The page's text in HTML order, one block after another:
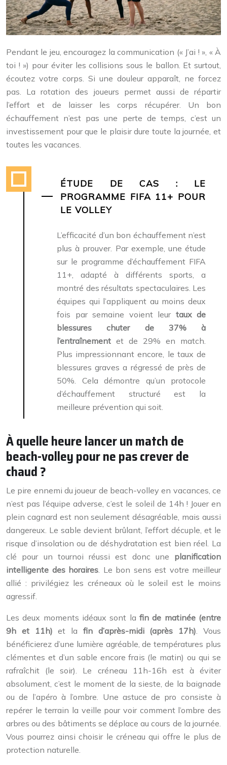
Pendant le jeu, encouragez la communication (« J’ai ! », « À
toi ! ») pour éviter les collisions sous le ballon. Et surtout,
écoutez votre corps. Si une douleur apparaît, ne forcez
pas. La rotation des joueurs permet aussi de répartir
l’effort et de laisser les corps récupérer. Un bon
échauffement n’est pas une perte de temps, c’est un
investissement pour que le plaisir dure toute la journée, et
toutes les vacances.
ÉTUDE DE CAS : LE
PROGRAMME FIFA 11+ POUR
LE VOLLEY
L’efficacité d’un bon échauffement n’est
plus à prouver. Par exemple, une étude
sur le programme d’échauffement FIFA
11+, adapté à différents sports, a
montré des résultats spectaculaires. Les
équipes qui l’appliquent au moins deux
fois par semaine voient leur taux de
blessures chuter de 37% à
l’entraînement et de 29% en match.
Plus impressionnant encore, le taux de
blessures graves a régressé de près de
50%. Cela démontre qu’un protocole
d’échauffement structuré est la
meilleure prévention qui soit.
À quelle heure lancer un match de
beach-volley pour ne pas crever de
chaud ?
Le pire ennemi du joueur de beach-volley en vacances, ce
n’est pas l’équipe adverse, c’est le soleil de 14h ! Jouer en
plein cagnard est non seulement désagréable, mais aussi
dangereux. Le sable devient brûlant, l’effort décuple, et le
risque d’insolation ou de déshydratation est bien réel. La
clé pour un tournoi réussi est donc une planification
intelligente des horaires . Le bon sens est votre meilleur
allié : privilégiez les créneaux où le soleil est le moins
agressif.
Les deux moments idéaux sont la fin de matinée (entre
9h et 11h) et la fin d’après-midi (après 17h) . Vous
bénéficierez d’une lumière agréable, de températures plus
clémentes et d’un sable encore frais (le matin) ou qui se
rafraîchit (le soir). Le créneau 11h-16h est à éviter
absolument, c’est le moment de la sieste, de la baignade
ou de l’apéro à l’ombre. Une astuce de pro consiste à
repérer le terrain la veille pour voir comment l’ombre des
arbres ou des bâtiments se déplace au cours de la journée.
Vous pourrez ainsi choisir le créneau qui offre le plus de
protection naturelle.